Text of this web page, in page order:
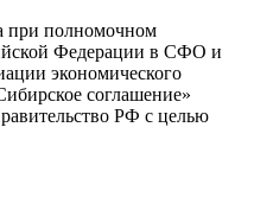
при полномочном
Федерации в СФО и
экономического
соглашение»
РФ с целью